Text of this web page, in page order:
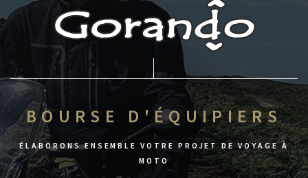
BOURSE D'ÉQUIPIERS
ÉLABORONS ENSEMBLE VOTRE PROJET DE VOYAGE À
MOTO